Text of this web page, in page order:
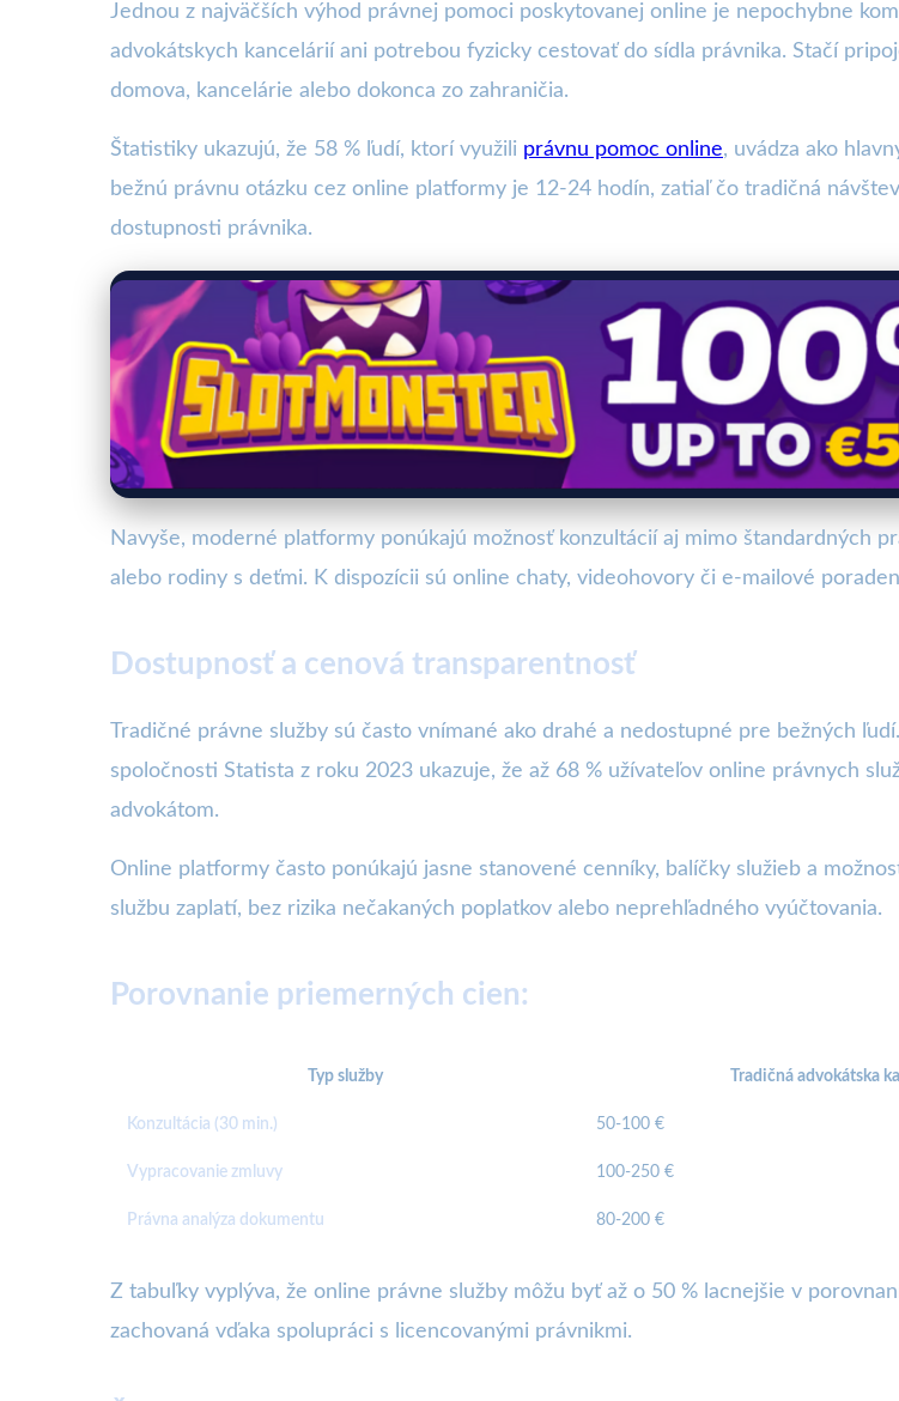
Jednou z najväčších výhod právnej pomoci poskytovanej online je nepochybne
advokátskych kancelárií ani potrebou fyzicky cestovať do sídla právnika. Stačí
domova, kancelárie alebo dokonca zo zahraničia.
Štatistiky ukazujú, že 58 % ľudí, ktorí využili právnu pomoc online, uvádza ako
bežnú právnu otázku cez online platformy je 12-24 hodín, zatiaľ čo tradičná
dostupnosti právnika.
Navyše, moderné platformy ponúkajú možnosť konzultácií aj mimo štandardných
alebo rodiny s deťmi. K dispozícii sú online chaty, videohovory či e-mailové
Dostupnosť a cenová transparentnosť
Tradičné právne služby sú často vnímané ako drahé a nedostupné pre bežných
spoločnosti Statista z roku 2023 ukazuje, že až 68 % užívateľov online právnych
advokátom.
Online platformy často ponúkajú jasne stanovené cenníky, balíčky služieb a
službu zaplatí, bez rizika nečakaných poplatkov alebo neprehľadného vyúčtovania.
Porovnanie priemerných cien:
Typ služby Tradičná advokátska
Konzultácia (30 min.) 50-100 €
Vypracovanie zmluvy 100-250 €
Právna analýza dokumentu 80-200 €
Z tabuľky vyplýva, že online právne služby môžu byť až o 50 % lacnejšie v
zachovaná vďaka spolupráci s licencovanými právnikmi.